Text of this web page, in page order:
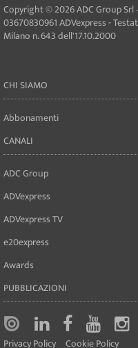
Copyright © 2026 ADC Group Srl
03670830961 ADVexpress -
Milano n. 643 dell'17.10.2000
CHI SIAMO
Abbonamenti
CANALI
ADC Group
ADVexpress
ADVexpress TV
e20express
Awards
PUBBLICAZIONI
Privacy Policy Cookie Policy